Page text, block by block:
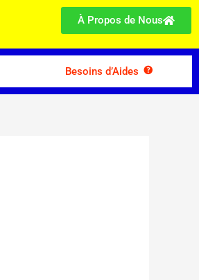
À Propos de Nous
Besoins d’Aides